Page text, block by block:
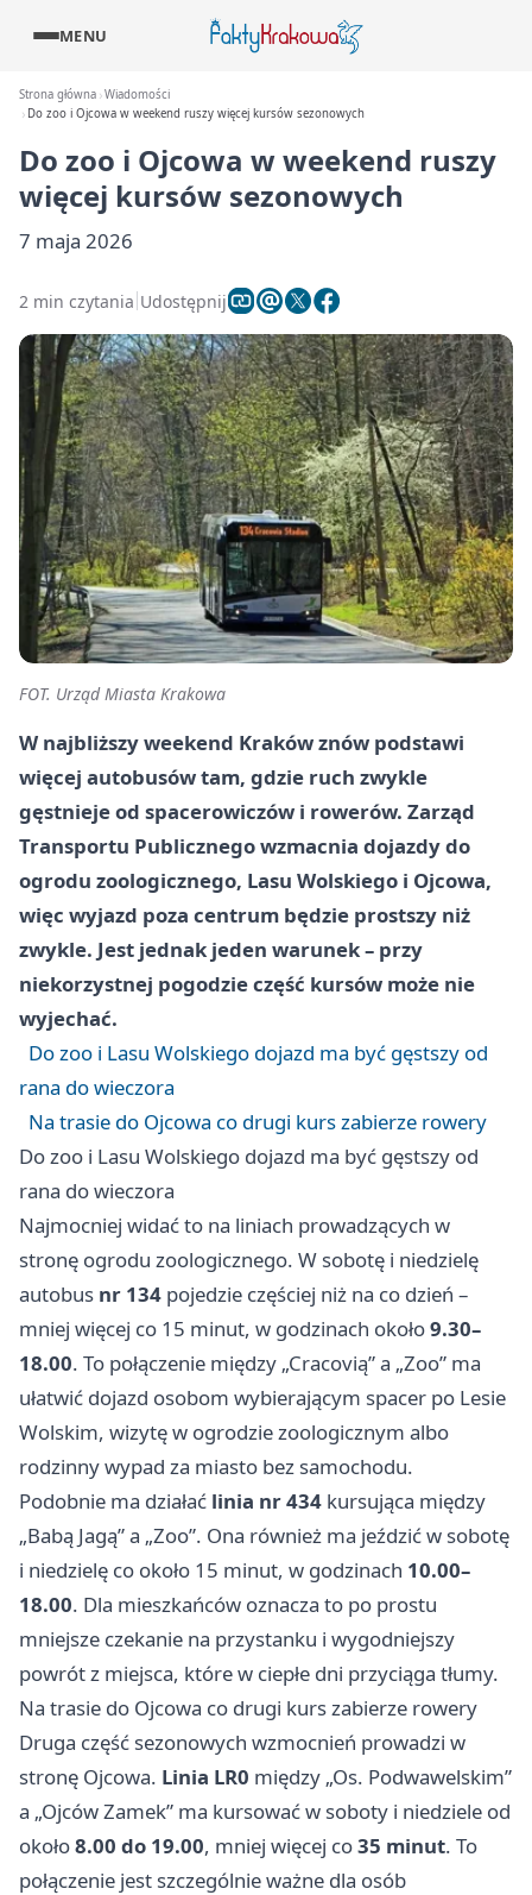
MENU
Strona główna Wiadomości
Do zoo i Ojcowa w weekend ruszy więcej kursów sezonowych
Do zoo i Ojcowa w weekend ruszy
więcej kursów sezonowych
7 maja 2026
2 min czytania Udostępnij
FOT. Urząd Miasta Krakowa
W najbliższy weekend Kraków znów podstawi
więcej autobusów tam, gdzie ruch zwykle
gęstnieje od spacerowiczów i rowerów. Zarząd
Transportu Publicznego wzmacnia dojazdy do
ogrodu zoologicznego, Lasu Wolskiego i Ojcowa,
więc wyjazd poza centrum będzie prostszy niż
zwykle. Jest jednak jeden warunek – przy
niekorzystnej pogodzie część kursów może nie
wyjechać.
Do zoo i Lasu Wolskiego dojazd ma być gęstszy od
rana do wieczora
Na trasie do Ojcowa co drugi kurs zabierze rowery
Do zoo i Lasu Wolskiego dojazd ma być gęstszy od
rana do wieczora
Najmocniej widać to na liniach prowadzących w
stronę ogrodu zoologicznego. W sobotę i niedzielę
autobus nr 134 pojedzie częściej niż na co dzień –
mniej więcej co 15 minut, w godzinach około9.30–
18.00. To połączenie między „Cracovią” a „Zoo” ma
ułatwić dojazd osobom wybierającym spacer po Lesie
Wolskim, wizytę w ogrodzie zoologicznym albo
rodzinny wypad za miasto bez samochodu.
Podobnie ma działać linia nr 434 kursująca między
„Babą Jagą” a „Zoo”. Ona również ma jeździć w sobotę
i niedzielę co około 15 minut, w godzinach 10.00–
18.00. Dla mieszkańców oznacza to po prostu
mniejsze czekanie na przystanku i wygodniejszy
powrót z miejsca, które w ciepłe dni przyciąga tłumy.
Na trasie do Ojcowa co drugi kurs zabierze rowery
Druga część sezonowych wzmocnień prowadzi w
stronę Ojcowa. Linia LR0 między „Os. Podwawelskim”
a „Ojców Zamek” ma kursować w soboty i niedziele od
około8.00 do 19.00, mniej więcej co35 minut. To
połączenie jest szczególnie ważne dla osób